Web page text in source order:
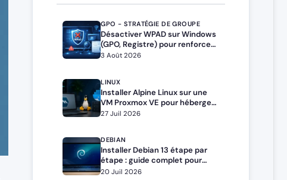
GPO - STRATÉGIE DE GROUPE
Désactiver WPAD sur Windows
(GPO, Registre) pour renforcer
la sécurité
3 Août 2026
LINUX
Installer Alpine Linux sur une
VM Proxmox VE pour héberger
Docker et Docker Compose
27 Juil 2026
DEBIAN
Installer Debian 13 étape par
étape : guide complet pour
débutants et administrateurs
20 Juil 2026